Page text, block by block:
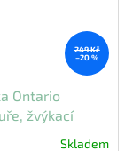
249 Kč
–20 %
Ontario
žvýkací
Skladem